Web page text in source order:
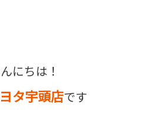
にちは！
タ宇頭店です